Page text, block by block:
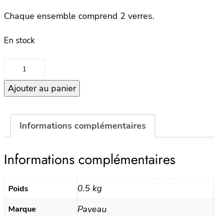
Chaque ensemble comprend 2 verres.
En stock
quantité
Set
Verres
SWIRL
Grand
–
Silt
Ajouter au panier
Informations complémentaires
Informations complémentaires
Poids 0.5 kg
Marque Paveau